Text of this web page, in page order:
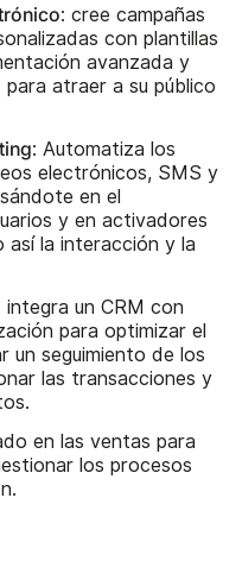
: cree campañas
con plantillas
avanzada y
atraer a su público
: Automatiza los
electrónicos, SMS y
en el
y en activadores
así la interacción y la
integra un CRM con
para optimizar el
un seguimiento de los
las transacciones y
en las ventas para
los procesos